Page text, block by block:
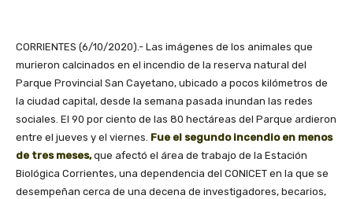
CORRIENTES (6/10/2020).- Las imágenes de los animales que
murieron calcinados en el incendio de la reserva natural del
Parque Provincial San Cayetano, ubicado a pocos kilómetros de
la ciudad capital, desde la semana pasada inundan las redes
sociales. El 90 por ciento de las 80 hectáreas del Parque ardieron
entre el jueves y el viernes. Fue el segundo incendio en menos
de tres meses,que afectó el área de trabajo de la Estación
Biológica Corrientes, una dependencia del CONICET en la que se
desempeñan cerca de una decena de investigadores, becarios,